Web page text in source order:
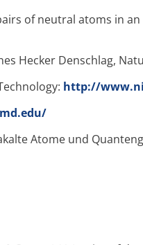
of neutral atoms in
Hecker Denschlag,
http://
Atome und